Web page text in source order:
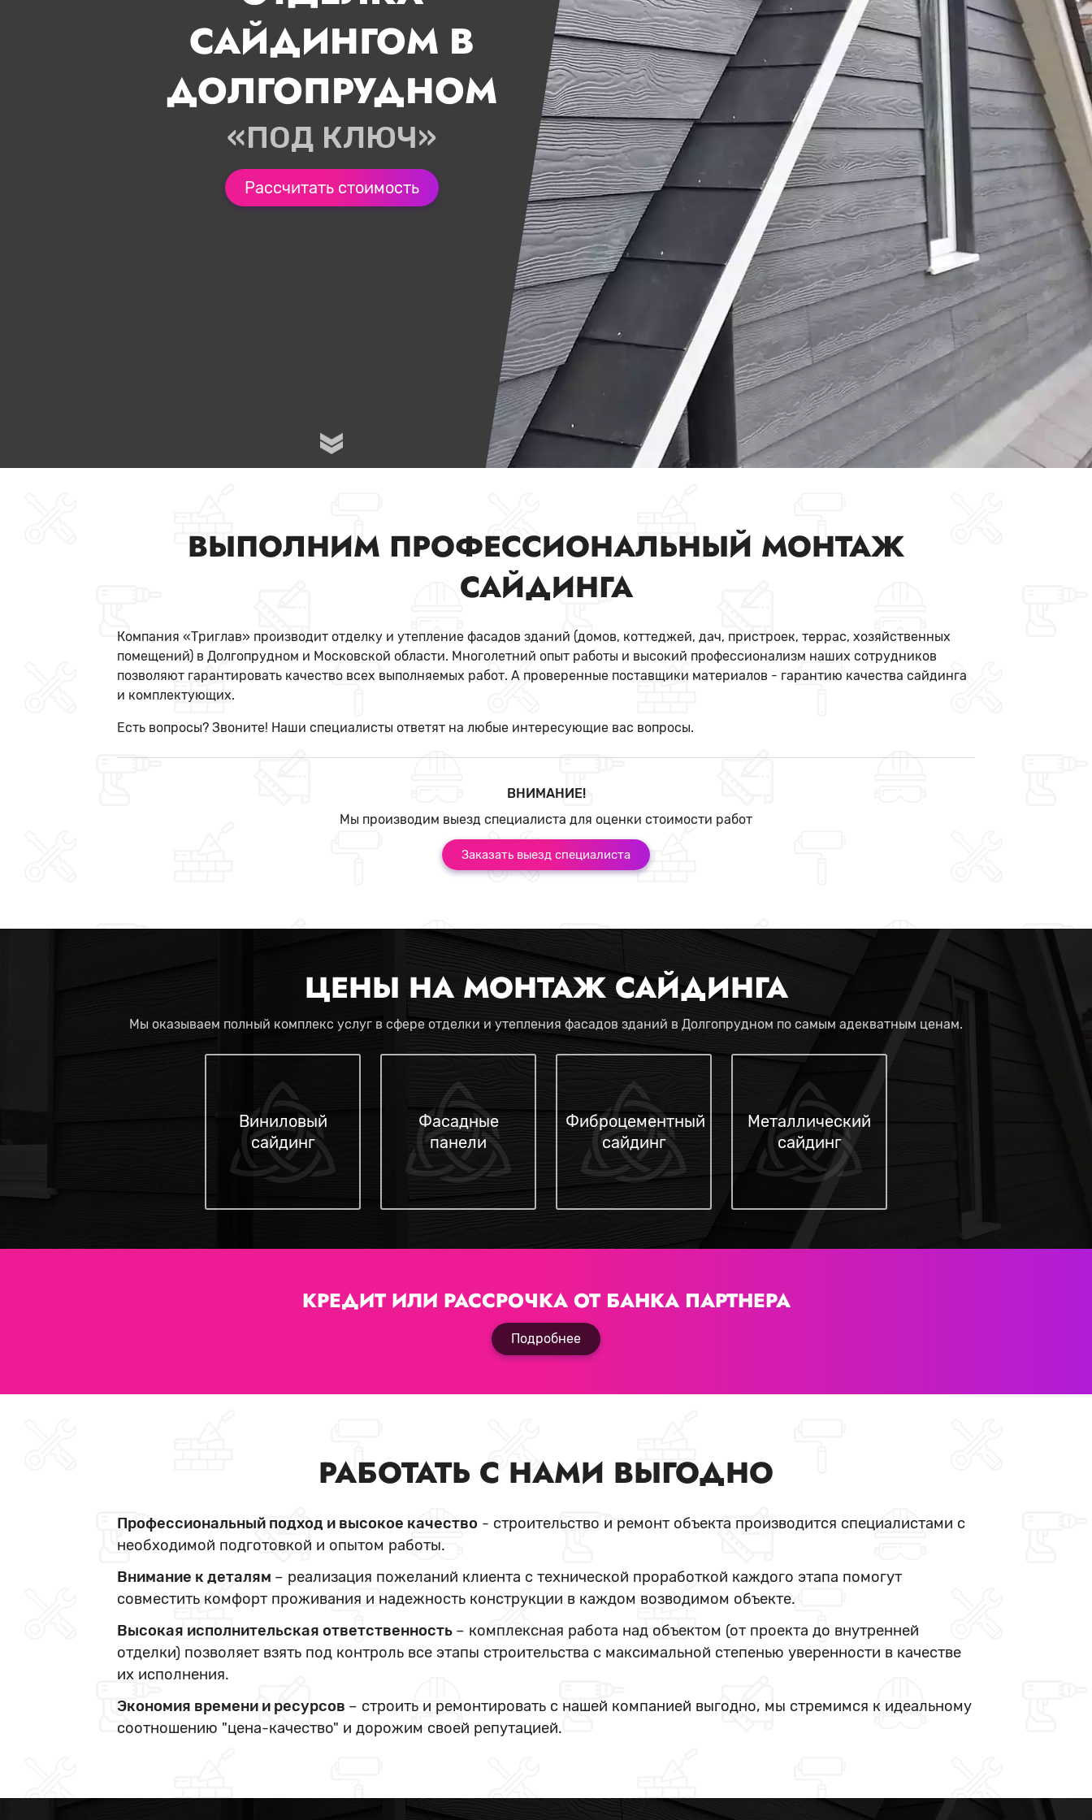
САЙДИНГОМ В
ДОЛГОПРУДНОМ
«ПОД КЛЮЧ»
Рассчитать стоимость
ВЫПОЛНИМ ПРОФЕССИОНАЛЬНЫЙ МОНТАЖ
САЙДИНГА
Компания «Триглав» производит отделку и утепление фасадов зданий (домов, коттеджей, дач, пристроек, террас, хозяйственных
помещений) в Долгопрудном и Московской области. Многолетний опыт работы и высокий профессионализм наших сотрудников
позволяют гарантировать качество всех выполняемых работ. А проверенные поставщики материалов - гарантию качества сайдинга
и комплектующих.
Есть вопросы? Звоните! Наши специалисты ответят на любые интересующие вас вопросы.
ВНИМАНИЕ!
Мы производим выезд специалиста для оценки стоимости работ
Заказать выезд специалиста
ЦЕНЫ НА МОНТАЖ САЙДИНГА
Мы оказываем полный комплекс услуг в сфере отделки и утепления фасадов зданий в Долгопрудном по самым адекватным ценам.
Виниловый
сайдинг
Фасадные
панели
Фиброцементный
сайдинг
Металлический
сайдинг
КРЕДИТ ИЛИ РАССРОЧКА ОТ БАНКА ПАРТНЕРА
Подробнее
РАБОТАТЬ С НАМИ ВЫГОДНО
Профессиональный подход и высокое качество - строительство и ремонт объекта производится специалистами с
необходимой подготовкой и опытом работы.
Внимание к деталям – реализация пожеланий клиента с технической проработкой каждого этапа помогут
совместить комфорт проживания и надежность конструкции в каждом возводимом объекте.
Высокая исполнительская ответственность – комплексная работа над объектом (от проекта до внутренней
отделки) позволяет взять под контроль все этапы строительства с максимальной степенью уверенности в качестве
их исполнения.
Экономия времени и ресурсов – строить и ремонтировать с нашей компанией выгодно, мы стремимся к идеальному
соотношению "цена-качество" и дорожим своей репутацией.